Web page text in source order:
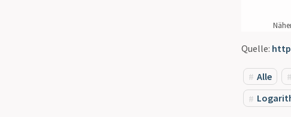
Quelle:
Alle